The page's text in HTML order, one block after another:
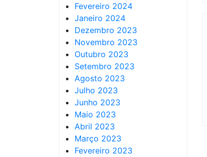
Fevereiro 2024
Janeiro 2024
Dezembro 2023
Novembro 2023
Outubro 2023
Setembro 2023
Agosto 2023
Julho 2023
Junho 2023
Maio 2023
Abril 2023
Março 2023
Fevereiro 2023